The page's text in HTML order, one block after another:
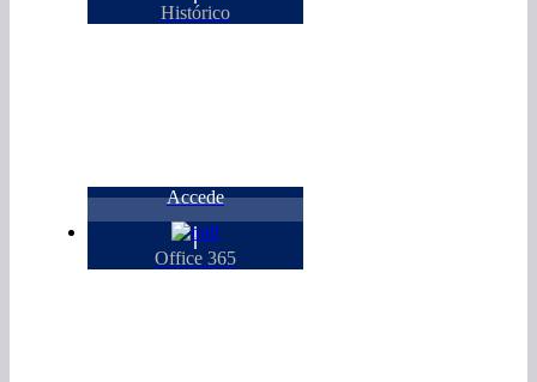
Histórico
Accede
Office 365